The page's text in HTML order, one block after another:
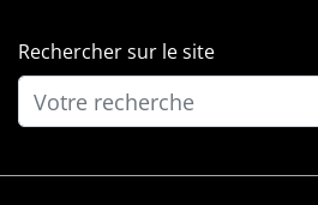
Rechercher sur le site